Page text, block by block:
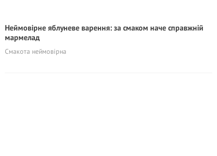
Неймовірне яблуневе варення: за смаком наче справжній
мармелад
Смакота неймовірна